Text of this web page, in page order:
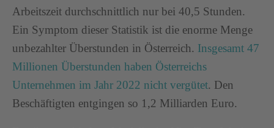
Arbeitszeit durchschnittlich nur bei 40,5 Stunden.
Ein Symptom dieser Statistik ist die enorme Menge
unbezahlter Überstunden in Österreich. Insgesamt 47
Millionen Überstunden haben Österreichs
Unternehmen im Jahr 2022 nicht vergütet. Den
Beschäftigten entgingen so 1,2 Milliarden Euro.